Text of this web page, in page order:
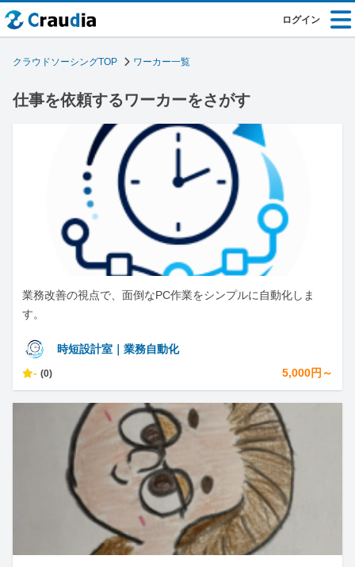
ログイン
クラウドソーシングTOP ワーカー一覧
仕事を依頼するワーカーをさがす
業務改善の視点で、面倒なPC作業をシンプルに自動化しま
す。
時短設計室｜業務自動化
- (0) 5,000円～